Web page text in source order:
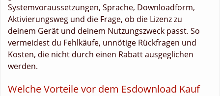
Systemvoraussetzungen, Sprache, Downloadform,
Aktivierungsweg und die Frage, ob die Lizenz zu
deinem Gerät und deinem Nutzungszweck passt. So
vermeidest du Fehlkäufe, unnötige Rückfragen und
Kosten, die nicht durch einen Rabatt ausgeglichen
werden.
Welche Vorteile vor dem Esdownload Kauf